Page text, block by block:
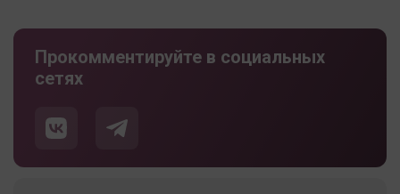
Прокомментируйте в социальных
сетях